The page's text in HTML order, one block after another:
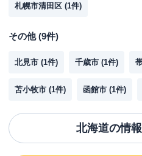
札幌市清田区 (1件)
その他(9件)
北見市 (1件) 千歳市 (1件)
苫小牧市 (1件) 函館市 (1件)
北海道の情